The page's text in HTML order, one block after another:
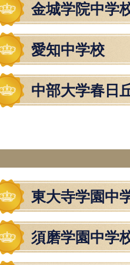
金城学院中学
愛知中学校
中部大学春日
東大寺学園中
須磨学園中学